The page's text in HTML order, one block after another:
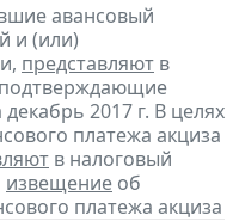
авансовый
и (или)
представляют в
2017 г. В целях
платежа акциза
в налоговый
извещение об
платежа акциза